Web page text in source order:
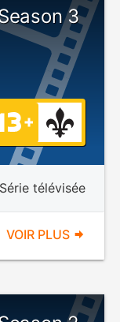
3
Série télévisée
VOIR PLUS